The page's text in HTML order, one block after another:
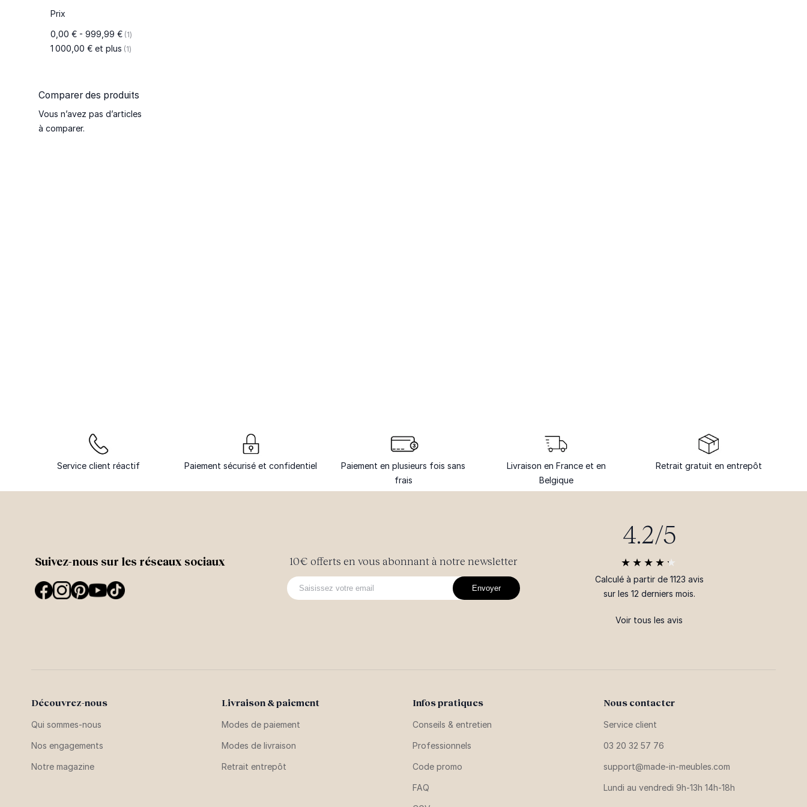
Prix
0,00 €- 999,99 € 1article
1 000,00 €et plus 1article
Comparer des produits
Vous n’avez pas d’articles
à comparer.
Service client réactif Paiement sécurisé et confidentiel
Paiement en plusieurs fois sans
frais
Livraison en France et en
Belgique
Retrait gratuit en entrepôt
Suivez-nous sur les réseaux sociaux 10€ offerts en vous abonnant à notre newsletter
Envoyer
4.2/5
Calculé à partir de 1123 avis
sur les 12 derniers mois.
Voir tous les avis
Découvrez-nous
Qui sommes-nous
Nos engagements
Notre magazine
Livraison & paiement
Modes de paiement
Modes de livraison
Retrait entrepôt
Infos pratiques
Conseils & entretien
Professionnels
Code promo
FAQ
Nous contacter
Service client
03 20 32 57 76
support@made-in-meubles.com
Lundi au vendredi 9h-13h 14h-18h